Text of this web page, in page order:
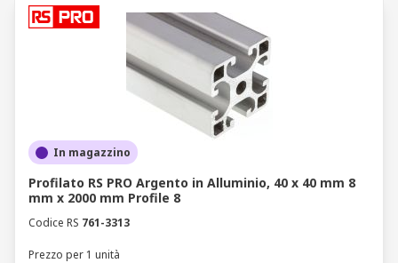
In magazzino
Profilato RS PRO Argento in Alluminio, 40 x 40 mm 8
mm x 2000 mm Profile 8
Codice RS 761-3313
Prezzo per 1 unità